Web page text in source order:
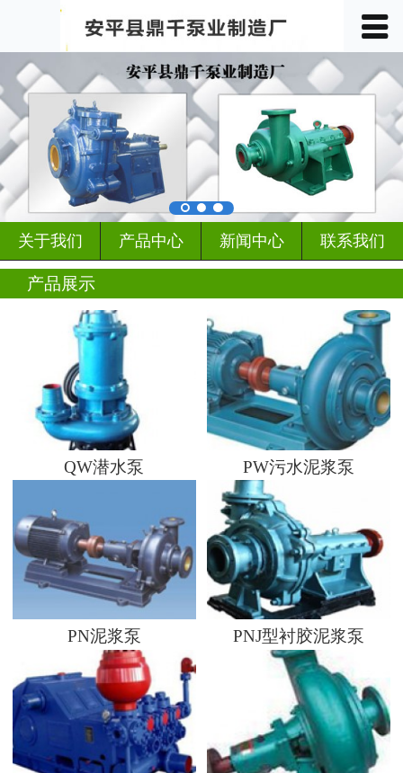
 首页
关于我们
产品中心
车间展示
客户见证
行业动态
新闻中心
联系我们
󰀥
关于我们 产品中心 新闻中心 联系我们
产品展示
QW潜水泵 PW污水泥浆泵
PN泥浆泵 PNJ型衬胶泥浆泵